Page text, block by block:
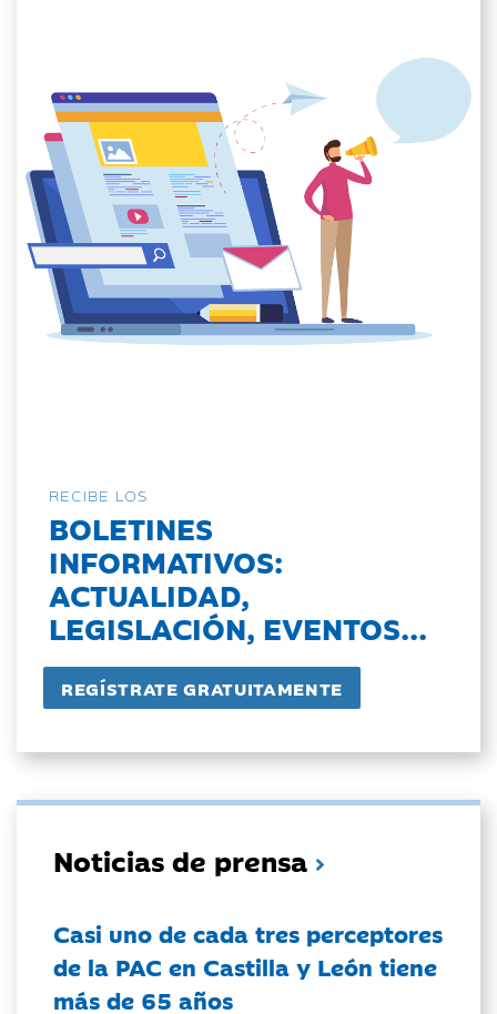
RECIBE LOS
BOLETINES
INFORMATIVOS:
ACTUALIDAD,
LEGISLACIÓN, EVENTOS...
Noticias de prensa
Casi uno de cada tres perceptores
de la PAC en Castilla y León tiene
más de 65 años